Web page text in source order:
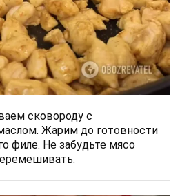
сковороду с
Жарим до готовности
филе. Не забудьте мясо